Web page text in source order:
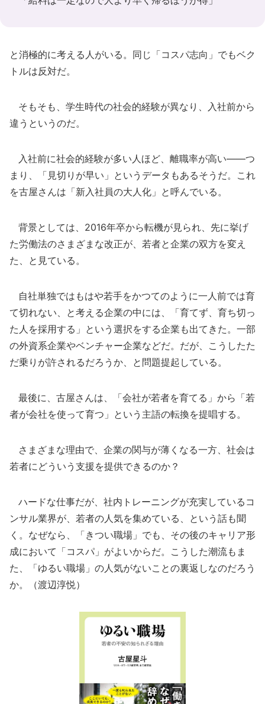
と消極的に考える人がいる。同じ「コスパ志向」でもベク
トルは反対だ。
そもそも、学生時代の社会的経験が異なり、入社前から
違うというのだ。
入社前に社会的経験が多い人ほど、離職率が高い――つ
まり、「見切りが早い」というデータもあるそうだ。これ
を古屋さんは「新入社員の大人化」と呼んでいる。
背景としては、2016年卒から転機が見られ、先に挙げ
た労働法のさまざまな改正が、若者と企業の双方を変え
た、と見ている。
自社単独ではもはや若手をかつてのように一人前では育
て切れない、と考える企業の中には、「育てず、育ち切っ
た人を採用する」という選択をする企業も出てきた。一部
の外資系企業やベンチャー企業などだ。だが、こうしたた
だ乗りが許されるだろうか、と問題提起している。
最後に、古屋さんは、「会社が若者を育てる」から「若
者が会社を使って育つ」という主語の転換を提唱する。
さまざまな理由で、企業の関与が薄くなる一方、社会は
若者にどういう支援を提供できるのか？
ハードな仕事だが、社内トレーニングが充実しているコ
ンサル業界が、若者の人気を集めている、という話も聞
く。なぜなら、「きつい職場」でも、その後のキャリア形
成において「コスパ」がよいからだ。こうした潮流もま
た、「ゆるい職場」の人気がないことの裏返しなのだろう
か。（渡辺淳悦）